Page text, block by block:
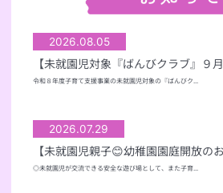
2026.08.05
【未就園児対象『ばんびクラブ』９
令和８年度子育て支援事業の未就園児対象の『ばんびク...
2026.07.29
【未就園児親子😊幼稚園園庭開放の
◎未就園児が交流できる安全な遊び場として、また子育...